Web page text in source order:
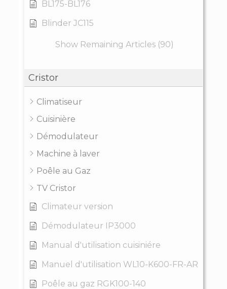
BL175-BL176
Blinder JC115
Show Remaining Articles (90)
Cristor
Climatiseur
Cuisinière
Démodulateur
Machine à laver
Poêle au Gaz
TV Cristor
Climateur version
Démodulateur IP3000
Manual d'utilisation cuisiniére
Manuel d'utilisation WL10-K600-FR-AR
Poêle au gaz RGK100-140